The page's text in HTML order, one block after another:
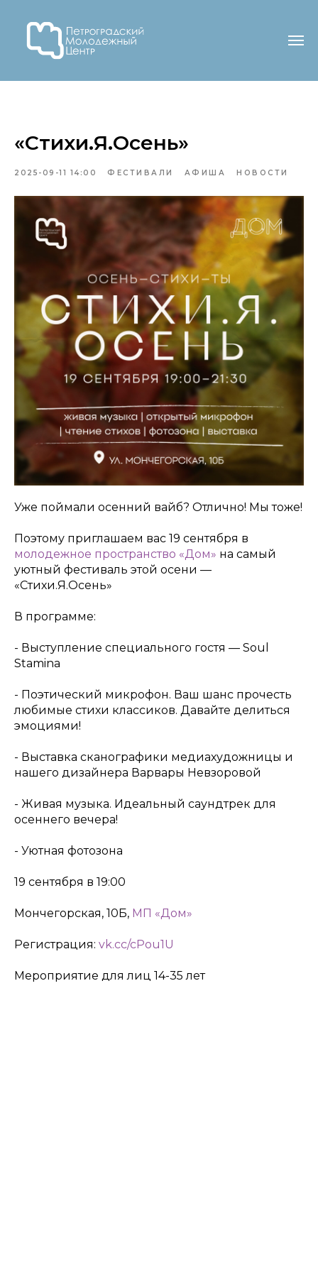
«Стихи.Я.Осень»
2025-09-11 14:00 ФЕСТИВАЛИ АФИША НОВОСТИ
Уже поймали осенний вайб? Отлично! Мы тоже!
Поэтому приглашаем вас 19 сентября в
молодежное пространство «Дом» на самый
уютный фестиваль этой осени —
«Стихи.Я.Осень»
В программе:
- Выступление специального гостя — Soul
Stamina
- Поэтический микрофон. Ваш шанс прочесть
любимые стихи классиков. Давайте делиться
эмоциями!
- Выставка сканографики медиахудожницы и
нашего дизайнера Варвары Невзоровой
- Живая музыка. Идеальный саундтрек для
осеннего вечера!
- Уютная фотозона
19 сентября в 19:00
Мончегорская, 10Б, МП «Дом»
Регистрация: vk.cc/cPou1U
Мероприятие для лиц 14-35 лет